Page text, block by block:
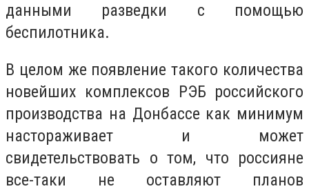
данными разведки с помощью
беспилотника.
В целом же появление такого количества
новейших комплексов РЭБ российского
производства на Донбассе как минимум
настораживает и может
свидетельствовать о том, что россияне
все-таки не оставляют планов